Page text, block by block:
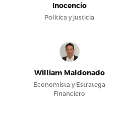
Inocencio
Política y justicia
William Maldonado
Economista y Estratega
Financiero